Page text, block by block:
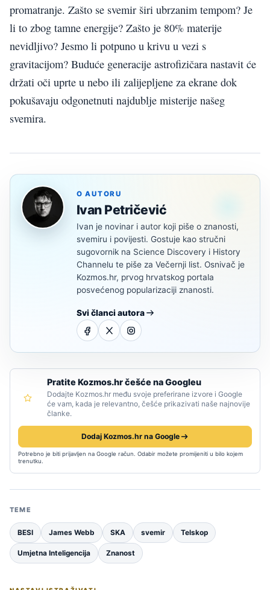
promatranje. Zašto se svemir širi ubrzanim tempom? Je
li to zbog tamne energije? Zašto je 80% materije
nevidljivo? Jesmo li potpuno u krivu u vezi s
gravitacijom? Buduće generacije astrofizičara nastavit će
držati oči uprte u nebo ili zalijepljene za ekrane dok
pokušavaju odgonetnuti najdublje misterije našeg
svemira.
O AUTORU
Ivan Petričević
Ivan je novinar i autor koji piše o znanosti,
svemiru i povijesti. Gostuje kao stručni
sugovornik na Science Discovery i History
Channelu te piše za Večernji list. Osnivač je
Kozmos.hr, prvog hrvatskog portala
posvećenog popularizaciji znanosti.
Svi članci autora
Pratite Kozmos.hr češće na Googleu
Dodajte Kozmos.hr među svoje preferirane izvore i Google
će vam, kada je relevantno, češće prikazivati naše najnovije
članke.
Dodaj Kozmos.hr na Google
Potrebno je biti prijavljen na Google račun. Odabir možete promijeniti u bilo kojem
trenutku.
TEME
BESI James Webb SKA svemir Telskop
Umjetna Inteligencija Znanost